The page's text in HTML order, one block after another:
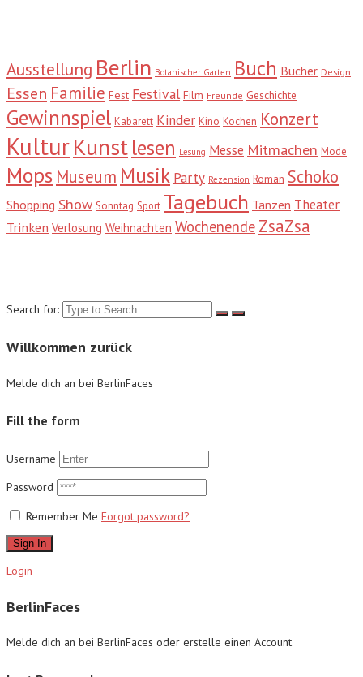
Ausstellung Berlin Botanischer Garten Buch Bücher Design
Essen Familie Fest Festival Film Freunde Geschichte
Gewinnspiel Kabarett Kinder Kino Kochen Konzert
KulturKunstlesen Lesung Messe Mitmachen Mode
Mops Museum Musik Party Rezension Roman Schoko
Shopping Show Sonntag Sport Tagebuch Tanzen Theater
Trinken Verlosung Weihnachten Wochenende ZsaZsa
Search for:
Willkommen zurück
Melde dich an bei BerlinFaces
Fill the form
Username
Password
Remember Me Forgot password?
Sign In
Login
BerlinFaces
Melde dich an bei BerlinFaces oder erstelle einen Account